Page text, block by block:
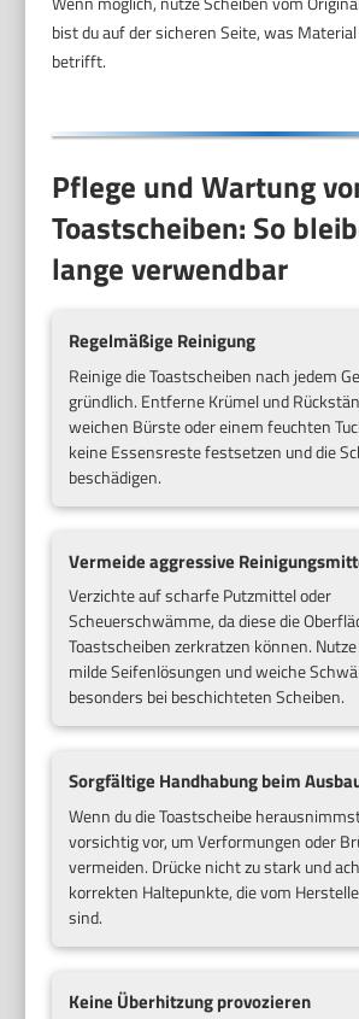
bist du auf der sicheren Seite, was
betrifft.
Pflege und Wartung
Toastscheiben: So
lange verwendbar
Regelmäßige Reinigung
Reinige die Toastscheiben nach jedem
gründlich. Entferne Krümel und
weichen Bürste oder einem feuchten
keine Essensreste festsetzen und die
beschädigen.
Vermeide aggressive
Verzichte auf scharfe Putzmittel oder
Scheuerschwämme, da diese die
Toastscheiben zerkratzen können.
milde Seifenlösungen und weiche
besonders bei beschichteten Scheiben.
Sorgfältige Handhabung beim
Wenn du die Toastscheibe
vorsichtig vor, um Verformungen oder
vermeiden. Drücke nicht zu stark und
korrekten Haltepunkte, die vom
sind.
Keine Überhitzung provozieren